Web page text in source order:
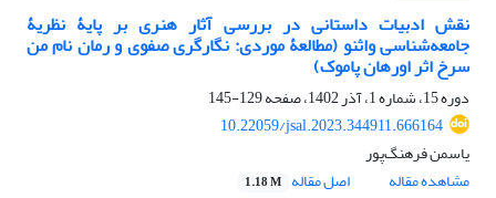
نقش ادبیات داستانی در بررسی آثار هنری بر پایۀ نظریۀ
جامعه‌شناسی واثنو (مطالعۀ موردی: نگارگری صفوی و رمان نام من
سرخ اثر اورهان پاموک)
دوره 15، شماره 1، آذر 1402، صفحه
129-145
10.22059/jsal.2023.344911.666164
یاسمن فرهنگ‌پور
مشاهده مقاله
اصل مقاله 1.18 M